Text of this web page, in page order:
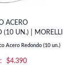
ACERO
(10 UN.) | MORELLI
Acero Redondo (10 un.)
$4.390